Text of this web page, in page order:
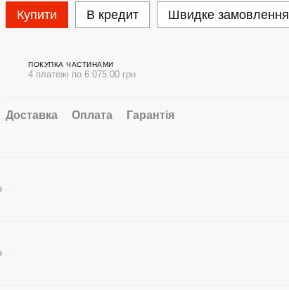
Купити В кредит Швидке замовлення
ПОКУПКА ЧАСТИНАМИ
4 платежі по 6 075.00 грн
Доставка Оплата Гарантія